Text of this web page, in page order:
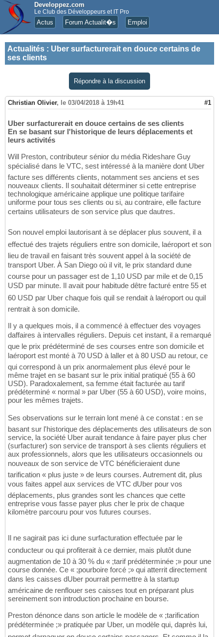
Developpez.com
Le Club des Développeurs et IT Pro
Actus Forum Actualit�s Emploi
Actualités : Uber surfacturerait en douce certains de
ses clients
Répondre à la discussion
Christian Olivier, le 03/04/2018 à 19h41 #1
Uber surfacturerait en douce certains de ses clients
En se basant sur l'historique de leurs déplacements et
leurs activités
Will Preston, contributeur sénior du média Rideshare Guy
spécialisé dans le VTC, sest intéressé à la manière dont Uber
facture ses différents clients, notamment ses anciens et ses
nouveaux clients. Il souhaitait déterminer si cette entreprise
technologique américaine applique une politique tarifaire
uniforme pour tous ses clients ou si, au contraire, elle facture
certains utilisateurs de son service plus que dautres.
Son nouvel emploi lautorisant à se déplacer plus souvent, il a
effectué des trajets réguliers entre son domicile, laéroport et son
lieu de travail en faisant très souvent appel à la société de
transport Uber. À San Diego où il vit, le prix standard dune
course pour un passager est de 1,10 USD par mile et de 0,15
USD par minute. Il avait pour habitude dêtre facturé entre 55 et
60 USD par Uber chaque fois quil se rendait à laéroport ou quil
rentrait à son domicile.
Il y a quelques mois, il a commencé à effectuer des voyages
daffaires à intervalles réguliers. Depuis cet instant, il a remarqué
que le prix prédéterminé de ses courses entre son domicile et
laéroport est monté à 70 USD à laller et à 80 USD au retour, ce
qui correspond à un prix anormalement plus élevé pour le
même trajet en se basant sur le prix initial pratiqué (55 à 60
USD). Paradoxalement, sa femme était facturée au tarif
prédéterminé « normal » par Uber (55 à 60 USD), voire moins,
pour les mêmes trajets.
Ses observations sur le terrain lont mené à ce constat : en se
basant sur l'historique des déplacements des utilisateurs de son
service, la société Uber aurait tendance à faire payer plus cher
(surfacturer) son service de transport à ses clients réguliers et
aux professionnels, alors que les utilisateurs occasionnels ou
nouveaux de son service de VTC bénéficieraient dune
tarification « plus juste » de leurs courses. Autrement dit, plus
vous faites appel aux services de VTC dUber pour vos
déplacements, plus grandes sont les chances que cette
entreprise vous fasse payer plus cher le prix de chaque
kilomètre parcouru pour vos futures courses.
Il ne sagirait pas ici dune surfacturation effectuée par le
conducteur ou qui profiterait à ce dernier, mais plutôt dune
augmentation de 10 à 30 % du « ;tarif prédéterminée ;» pour une
course donnée. Ce « ;pourboire forcé ;» qui atterrit directement
dans les caisses dUber pourrait permettre à la startup
américaine de renflouer ses caisses tout en préparant plus
sereinement son introduction prochaine en bourse.
Preston dénonce dans son article le modèle de « ;tarification
prédéterminée ;» pratiquée par Uber, un modèle qui, daprès lui,